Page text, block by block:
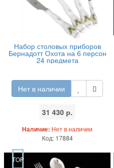
Набор столовых приборов
Бернадотт Охота на 6 персон
24 предмета
Нет в наличии
31 430 р.
Наличие: Нет в наличии
Код: 17884
TOP